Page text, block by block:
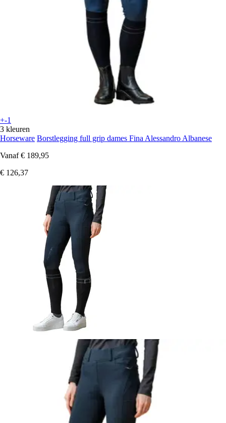
+-1
3 kleuren
Horseware Borstlegging full grip dames Fina Alessandro Albanese
Vanaf € 189,95
€ 126,37